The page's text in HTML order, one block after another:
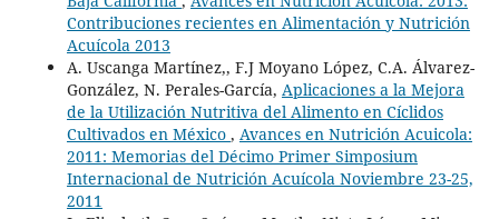
Contribuciones recientes en Alimentación y Nutrición
Acuícola 2013
A. Uscanga Martínez,, F.J Moyano López, C.A. Álvarez-
González, N. Perales-García, Aplicaciones a la Mejora
de la Utilización Nutritiva del Alimento en Cíclidos
Cultivados en México , Avances en Nutrición Acuicola:
2011: Memorias del Décimo Primer Simposium
Internacional de Nutrición Acuícola Noviembre 23-25,
2011